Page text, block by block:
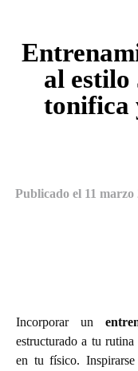
al
tonifica
Publicado el 11 marzo
Incorporar un
estructurado a tu
en tu físico.